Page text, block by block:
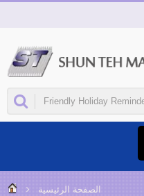
الصفحة الرئيسية